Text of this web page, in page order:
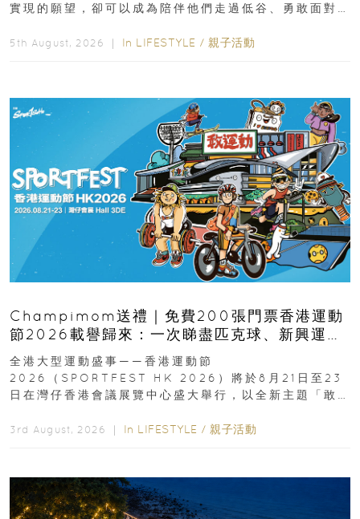
實現的願望，卻可以成為陪伴他們走過低谷、勇敢面對
5th August, 2026 ｜ In LIFESTYLE / 親子活動
Champimom送禮｜免費200張門票香港運動
節2026載譽歸來：一次睇盡匹克球、新興運
動、街舞比賽＋逾百運動品牌展覽
全港大型運動盛事——香港運動節
2026（SPORTFEST HK 2026）將於8月21日至23
日在灣仔香港會議展覽中心盛大舉行，以全新主題「敢
3rd August, 2026 ｜ In LIFESTYLE / 親子活動